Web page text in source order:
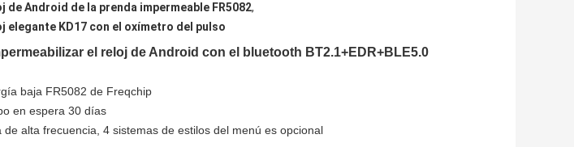
de Android de la prenda impermeable FR5082,
elegante KD17 con el oxímetro del pulso
el reloj de Android con el bluetooth BT2.1+EDR+BLE5.0
baja FR5082 de Freqchip
en espera 30 días
alta frecuencia, 4 sistemas de estilos del menú es opcional